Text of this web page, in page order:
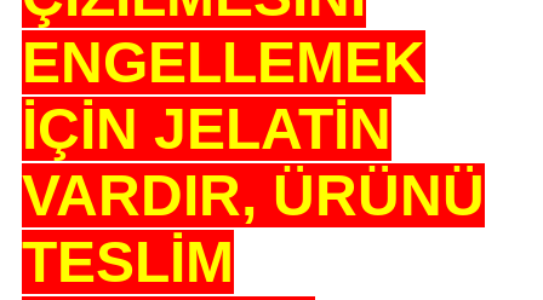
ENGELLEMEK
İÇİN JELATİN
VARDIR, ÜRÜNÜ
TESLİM